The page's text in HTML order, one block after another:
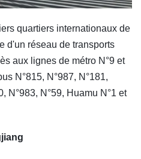
quartiers internationaux de
d'un réseau de transports
aux lignes de métro N°9 et
N°815, N°987, N°181,
N°983, N°59, Huamu N°1 et